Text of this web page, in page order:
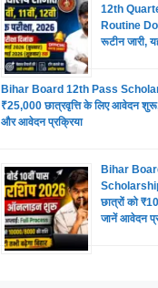
12th
Routine
रूटीन जारी,
Bihar Board 12th Pass
₹25,000 छात्रवृत्ति के लिए आवेदन शुरू,
और आवेदन प्रक्रिया
Bihar
छात्रों को
जानें आवेदन